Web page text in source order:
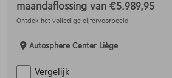
maandaflossing van €5.989,95
Ontdek het volledige cijfervoorbeeld
Autosphere Center Liège
Vergelijk